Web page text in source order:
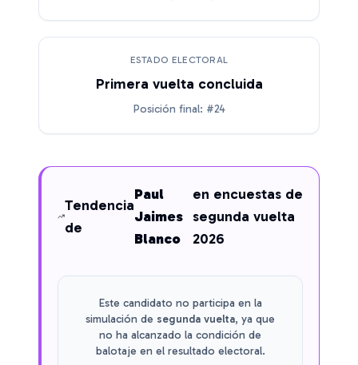
ESTADO ELECTORAL
Primera vuelta concluida
Posición final: #24
Tendencia
de
Paul
Jaimes
Blanco
en encuestas de
segunda vuelta
2026
Este candidato no participa en la
simulación de segunda vuelta, ya que
no ha alcanzado la condición de
balotaje en el resultado electoral.